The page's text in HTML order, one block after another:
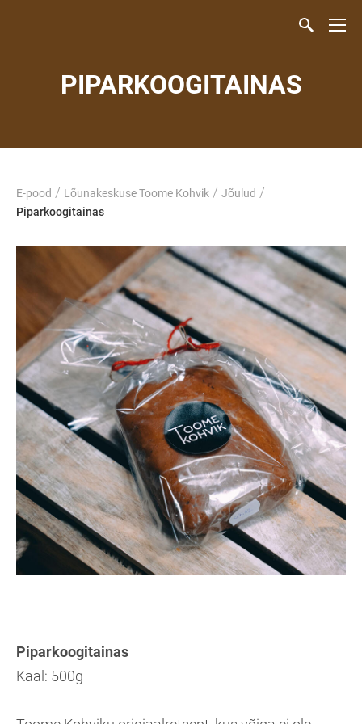
PIPARKOOGITAINAS
E-pood / Lõunakeskuse Toome Kohvik / Jõulud /
Piparkoogitainas
Piparkoogitainas
Kaal: 500g